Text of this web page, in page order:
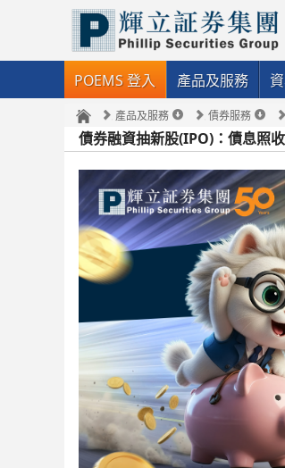
POEMS 登入 產品及服務
產品及服務 債券服務
債券融資抽新股(IPO)：債息照